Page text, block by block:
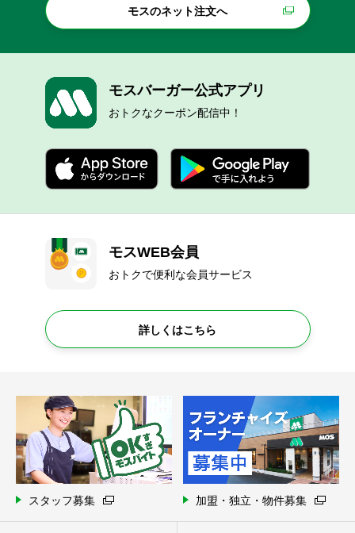
モスのネット注文へ
モスバーガー公式アプリ
おトクなクーポン配信中！
モスWEB会員
おトクで便利な会員サービス
詳しくはこちら
スタッフ募集 加盟・独立・物件募集